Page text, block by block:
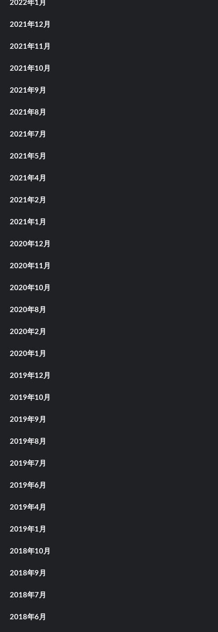
2022年1月
2021年12月
2021年11月
2021年10月
2021年9月
2021年8月
2021年7月
2021年5月
2021年4月
2021年2月
2021年1月
2020年12月
2020年11月
2020年10月
2020年8月
2020年2月
2020年1月
2019年12月
2019年10月
2019年9月
2019年8月
2019年7月
2019年6月
2019年4月
2019年1月
2018年10月
2018年9月
2018年7月
2018年6月